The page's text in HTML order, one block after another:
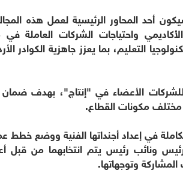
أحد المحاور الرئيسية لعمل هذه
واحتياجات الشركات العاملة في
التعليم، بما يعزز جاهزية الكوادر
الأعضاء في "إنتاج"، بهدف ضمان
مكونات القطاع.
في إعداد أجنداتها الفنية ووضع خطط
ونائب رئيس يتم انتخابهما من قبل
وتوجهاتها.